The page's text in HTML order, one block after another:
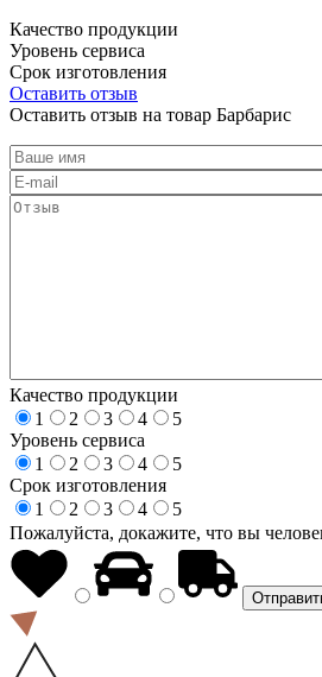
Качество продукции
Уровень сервиса
Срок изготовления
Оставить отзыв
Оставить отзыв на товар Барбарис
Качество продукции
1
2 3 4
5
Уровень сервиса
1
2 3 4
5
Срок изготовления
1
2 3 4
5
Пожалуйста, докажите, что вы